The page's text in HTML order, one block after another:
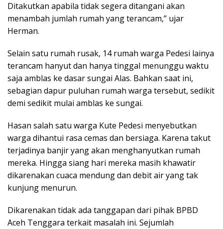
Ditakutkan apabila tidak segera ditangani akan
menambah jumlah rumah yang terancam,” ujar
Herman.
Selain satu rumah rusak, 14 rumah warga Pedesi lainya
terancam hanyut dan hanya tinggal menunggu waktu
saja amblas ke dasar sungai Alas. Bahkan saat ini,
sebagian dapur puluhan rumah warga tersebut, sedikit
demi sedikit mulai amblas ke sungai.
Hasan salah satu warga Kute Pedesi menyebutkan
warga dihantui rasa cemas dan bersiaga. Karena takut
terjadinya banjir yang akan menghanyutkan rumah
mereka. Hingga siang hari mereka masih khawatir
dikarenakan cuaca mendung dan debit air yang tak
kunjung menurun.
Dikarenakan tidak ada tanggapan dari pihak BPBD
Aceh Tenggara terkait masalah ini. Sejumlah